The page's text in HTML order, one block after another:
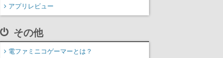
アプリレビュー
その他
電ファミニコゲーマーとは？